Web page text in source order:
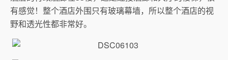
有感觉！整个酒店外围只有玻璃幕墙，所以整个酒店的视
野和透光性都非常好。